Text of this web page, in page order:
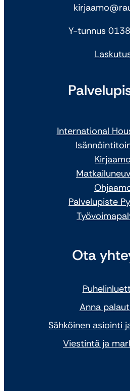
Y-tunnus
International
Kirjaamo
Palvelupiste
Ota
Anna
Sähköinen asiointi
Viestintä ja